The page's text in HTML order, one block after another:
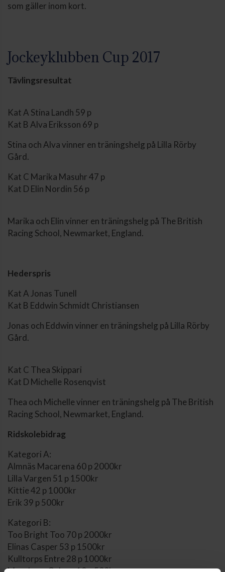
som gäller inom kort.
Jockeyklubben Cup 2017
Tävlingsresultat
Kat A Stina Landh 59 p
Kat B Alva Eriksson 69 p
Stina och Alva vinner en träningshelg på Lilla Rörby
Gård.
Kat C Marika Masuhr 47 p
Kat D Elin Nordin 56 p
Marika och Elin vinner en träningshelg på The British
Racing School, Newmarket, England.
Hederspris
Kat A Jonas Tunell
Kat B Eddwin Schmidt Christiansen
Jonas och Eddwin vinner en träningshelg på Lilla Rörby
Gård.
Kat C Thea Skippari
Kat D Michelle Rosenqvist
Thea och Michelle vinner en träningshelg på The British
Racing School, Newmarket, England.
Ridskolebidrag
Kategori A:
Almnäs Macarena 60 p 2000kr
Lilla Vargen 51 p 1500kr
Kittie 42 p 1000kr
Erik 39 p 500kr
Kategori B:
Too Bright Too 70 p 2000kr
Elinas Casper 53 p 1500kr
Kulltorps Entre 28 p 1000kr